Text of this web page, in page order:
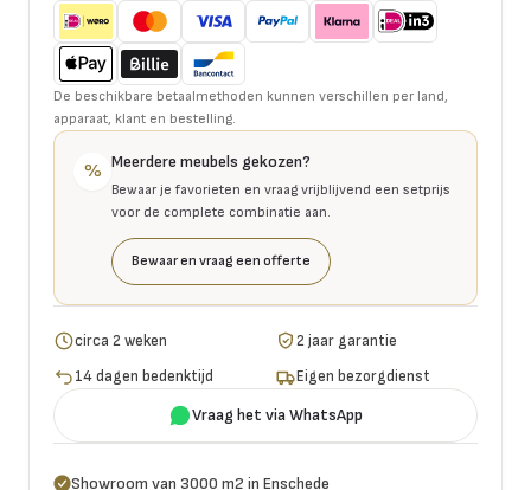
De beschikbare betaalmethoden kunnen verschillen per land,
apparaat, klant en bestelling.
% Meerdere meubels gekozen?
Bewaar je favorieten en vraag vrijblijvend een setprijs
voor de complete combinatie aan.
Bewaar en vraag een offerte
circa 2 weken
2 jaar garantie
14 dagen bedenktijd
Eigen bezorgdienst
Vraag het via WhatsApp
Showroom van 3000 m2 in Enschede